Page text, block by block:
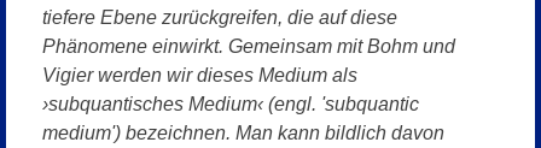
tiefere Ebene zurückgreifen, die auf diese
Phänomene einwirkt. Gemeinsam mit Bohm und
Vigier werden wir dieses Medium als
›subquantisches Medium‹ (engl. 'subquantic
medium') bezeichnen. Man kann bildlich davon